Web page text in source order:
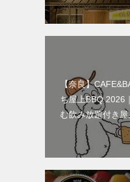
【奈良】
ち屋上BBQ 2026
む飲み放題付き